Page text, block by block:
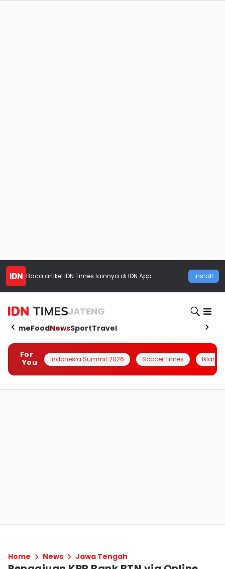
Baca artikel IDN Times lainnya di IDN App Install
JATENG
HomeFoodNewsSportTravel
For
You
Indonesia Summit 2026 Soccer Times Iklanin
Home News Jawa Tengah